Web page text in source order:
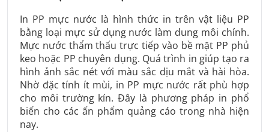
In PP mực nước là hình thức in trên vật liệu PP
bằng loại mực sử dụng nước làm dung môi chính.
Mực nước thẩm thấu trực tiếp vào bề mặt PP phủ
keo hoặc PP chuyên dụng. Quá trình in giúp tạo ra
hình ảnh sắc nét với màu sắc dịu mắt và hài hòa.
Nhờ đặc tính ít mùi, in PP mực nước rất phù hợp
cho môi trường kín. Đây là phương pháp in phổ
biến cho các ấn phẩm quảng cáo trong nhà hiện
nay.